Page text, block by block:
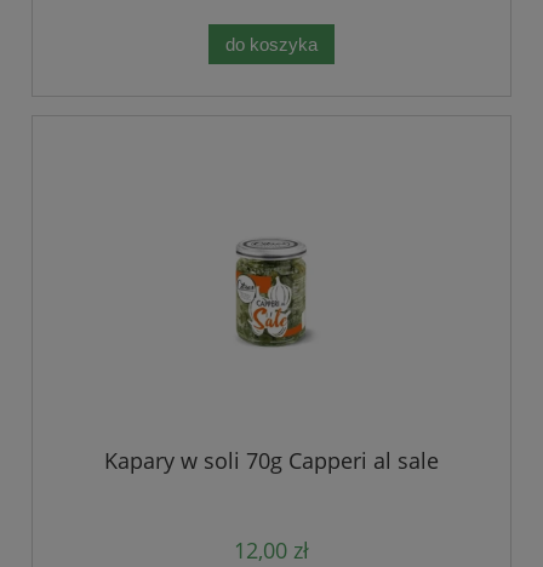
do koszyka
Kapary w soli 70g Capperi al sale
12,00 zł